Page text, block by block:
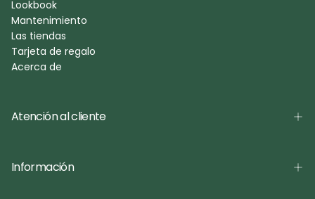
Lookbook
Mantenimiento
Las tiendas
Tarjeta de regalo
Acerca de
Atención al cliente
Información